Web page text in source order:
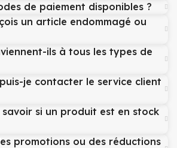
de paiement disponibles ?
un article endommagé ou
ils à tous les types de
je contacter le service client
savoir si un produit est en stock
promotions ou des réductions